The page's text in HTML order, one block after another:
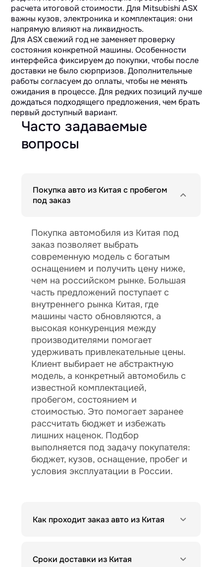
расчета итоговой стоимости. Для Mitsubishi ASX
важны кузов, электроника и комплектация: они
напрямую влияют на ликвидность.
Для ASX свежий год не заменяет проверку
состояния конкретной машины. Особенности
интерфейса фиксируем до покупки, чтобы после
доставки не было сюрпризов. Дополнительные
работы согласуем до оплаты, чтобы не менять
ожидания в процессе. Для редких позиций лучше
дождаться подходящего предложения, чем брать
первый доступный вариант.
Часто задаваемые
вопросы
Покупка авто из Китая с пробегом
под заказ
Покупка автомобиля из Китая под
заказ позволяет выбрать
современную модель с богатым
оснащением и получить цену ниже,
чем на российском рынке. Большая
часть предложений поступает с
внутреннего рынка Китая, где
машины часто обновляются, а
высокая конкуренция между
производителями помогает
удерживать привлекательные цены.
Клиент выбирает не абстрактную
модель, а конкретный автомобиль с
известной комплектацией,
пробегом, состоянием и
стоимостью. Это помогает заранее
рассчитать бюджет и избежать
лишних наценок. Подбор
выполняется под задачу покупателя:
бюджет, кузов, оснащение, пробег и
условия эксплуатации в России.
Как проходит заказ авто из Китая
Сроки доставки из Китая